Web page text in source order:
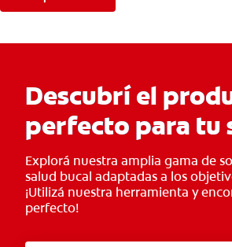
Descubrí el
perfecto para tu
Explorá nuestra amplia gama de
salud bucal adaptadas a los
¡Utilizá nuestra herramienta y
perfecto!